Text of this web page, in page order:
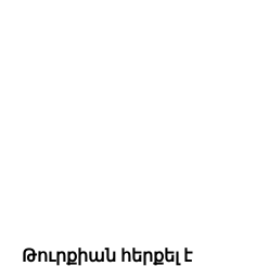
Թուրքիան հերքել է